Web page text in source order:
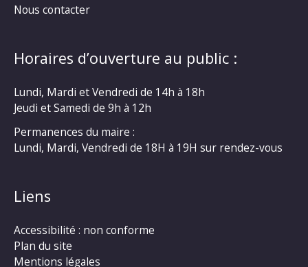
Nous contacter
Horaires d’ouverture au public :
Lundi, Mardi et Vendredi de 14h à 18h
Jeudi et Samedi de 9h à 12h
Permanences du maire :
Lundi, Mardi, Vendredi de 18H à 19H sur rendez-vous
Liens
Accessibilité : non conforme
Plan du site
Mentions légales